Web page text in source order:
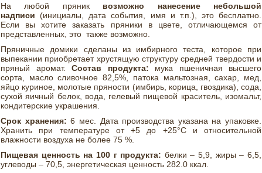
На любой пряник возможно нанесение небольшой
надписи (инициалы, дата события, имя и т.п.), это бесплатно.
Если вы хотите заказать пряники в цвете, отличающемся от
представленных, это также возможно.
Пряничные домики сделаны из имбирного теста, которое при
выпекании приобретает хрустящую структуру средней твердости и
пряный аромат. Состав продукта: мука пшеничная высшего
сорта, масло сливочное 82,5%, патока мальтозная, сахар, мед,
яйцо куриное, молотые пряности (имбирь, корица, гвоздика), сода,
сухой яичный белок, вода, гелевый пищевой краситель, изомальт,
кондитерские украшения.
Срок хранения:6 мес. Дата производства указана на упаковке.
Хранить при температуре от +5 до +25°С и относительной
влажности воздуха не более 75 %.
Пищевая ценность на 100 г продукта: белки – 5,9, жиры – 6,5,
углеводы – 70,5, энергетическая ценность 282.0 ккал.